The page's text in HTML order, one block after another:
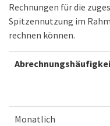
Rechnungen für die
Spitzennutzung im
rechnen können.
Monatlich